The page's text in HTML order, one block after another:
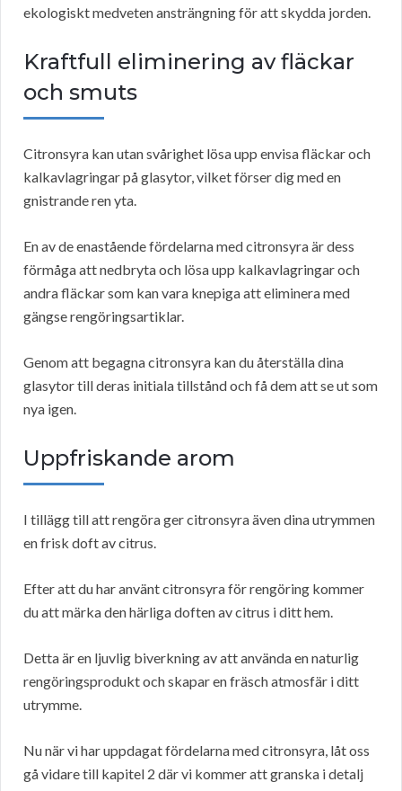
ekologiskt medveten ansträngning för att skydda jorden.
Kraftfull eliminering av fläckar
och smuts
Citronsyra kan utan svårighet lösa upp envisa fläckar och
kalkavlagringar på glasytor, vilket förser dig med en
gnistrande ren yta.
En av de enastående fördelarna med citronsyra är dess
förmåga att nedbryta och lösa upp kalkavlagringar och
andra fläckar som kan vara knepiga att eliminera med
gängse rengöringsartiklar.
Genom att begagna citronsyra kan du återställa dina
glasytor till deras initiala tillstånd och få dem att se ut som
nya igen.
Uppfriskande arom
I tillägg till att rengöra ger citronsyra även dina utrymmen
en frisk doft av citrus.
Efter att du har använt citronsyra för rengöring kommer
du att märka den härliga doften av citrus i ditt hem.
Detta är en ljuvlig biverkning av att använda en naturlig
rengöringsprodukt och skapar en fräsch atmosfär i ditt
utrymme.
Nu när vi har uppdagat fördelarna med citronsyra, låt oss
gå vidare till kapitel 2 där vi kommer att granska i detalj